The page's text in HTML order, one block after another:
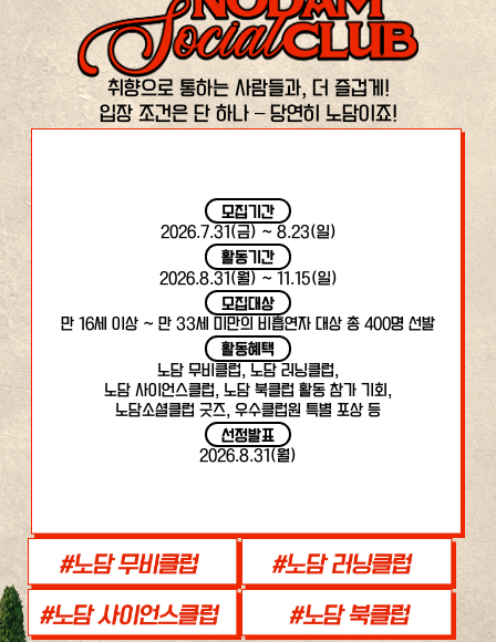
취향으로 통하는 사람들과, 더 즐겁게!
입장 조건은 단 하나 – 당연히 노담이죠!
모집기간
2026.7.31(금) ~ 8.23(일)
활동기간
2026.8.31(월) ~ 11.15(일)
모집대상
만 16세 이상 ~ 만 33세 미만의 비흡연자 대상 총 400명 선발
활동혜택
노담 무비클럽, 노담 러닝클럽,
노담 사이언스클럽, 노담 북클럽 활동 참가 기회,
노담소셜클럽 굿즈, 우수클럽원 특별 포상 등
선정발표
2026.8.31(월)